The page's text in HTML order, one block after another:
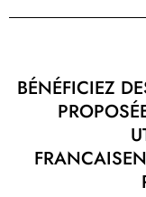
BÉNÉFICIEZ